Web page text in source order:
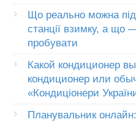
Що реально можна
станції взимку, а що
пробувати
Какой кондиционер
кондиционер или
«Кондиціонери
Планувальник